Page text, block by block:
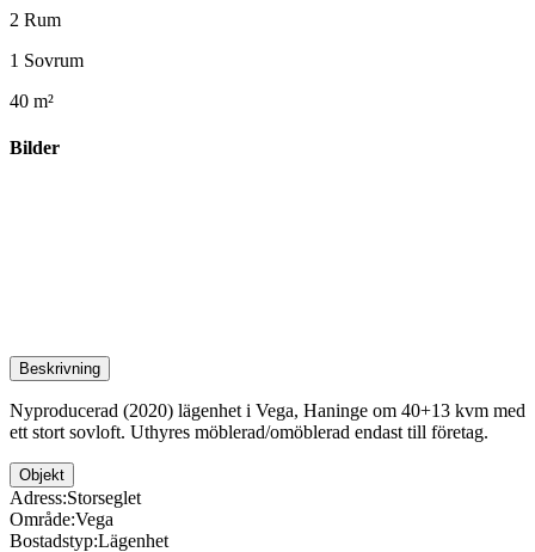
2 Rum
1 Sovrum
40 m²
Bilder
Beskrivning
Nyproducerad (2020) lägenhet i Vega, Haninge om 40+13 kvm med
ett stort sovloft. Uthyres möblerad/omöblerad endast till företag.
Objekt
Adress:Storseglet
Område:Vega
Bostadstyp:Lägenhet